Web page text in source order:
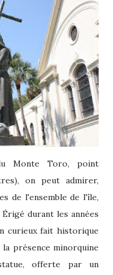
Monte Toro, point
on peut admirer,
de l'ensemble de l'île,
durant les années
curieux fait historique
présence minorquine
offerte par un